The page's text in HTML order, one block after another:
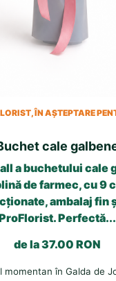
ÎN AȘTEPTARE
cale
a buchetului cale
de farmec, cu 9
ambalaj fin
Perfectă...
de la 37.00 RON
momentan în Galda de